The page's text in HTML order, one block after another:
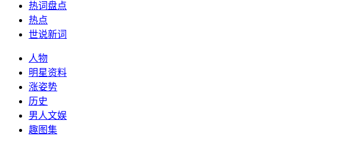
热词盘点
热点
世说新词
人物
明星资料
涨姿势
历史
男人文娱
趣图集